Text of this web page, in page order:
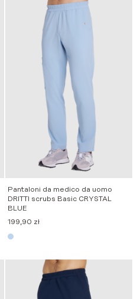
Pantaloni da medico da uomo
DRITTI scrubs Basic CRYSTAL
BLUE
199,90 zł